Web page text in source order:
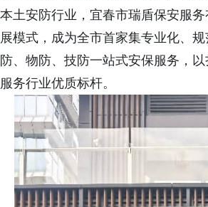
本土安防行业，宜春市瑞盾保安服
展模式，成为全市首家集专业化、
防、物防、技防一站式安保服务，
服务行业优质标杆。